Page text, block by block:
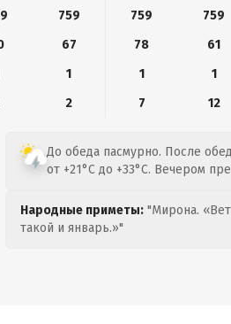
759 759 759
67 78 61
1 1 1
2 7 12
До обеда пасмурно. После
от +21°C до +33°C. Вечером
Народные приметы: "Мирона.
такой и январь.»"